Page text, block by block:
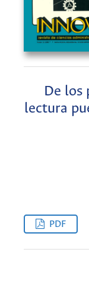
De los
lectura
PDF